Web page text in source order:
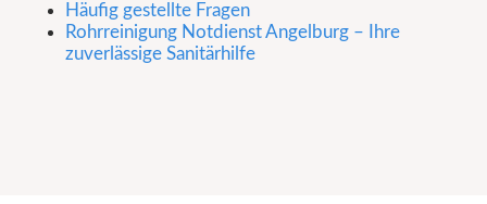
Häufig gestellte Fragen
Rohrreinigung Notdienst Angelburg – Ihre
zuverlässige Sanitärhilfe